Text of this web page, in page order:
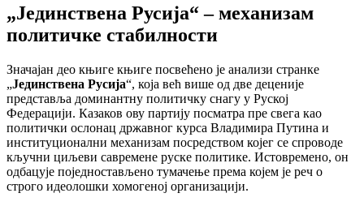
„Јединствена Русија“ – механизам
политичке стабилности
Значајан део књиге књиге посвећено је анализи странке
„Јединствена Русија“, која већ више од две деценије
представља доминантну политичку снагу у Руској
Федерацији. Казаков ову партију посматра пре свега као
политички ослонац државног курса Владимира Путина и
институционални механизам посредством којег се спроводе
кључни циљеви савремене руске политике. Истовремено, он
одбацује поједностављено тумачење према којем је реч о
строго идеолошки хомогеној организацији.